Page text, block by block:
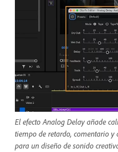
El efecto Analog Delay añade
tiempo de retardo, comentario y
para un diseño de sonido